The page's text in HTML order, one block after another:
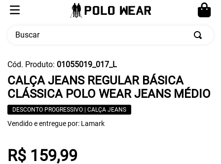
Buscar
Cód. Produto: 01055019_017_L
CALÇA JEANS REGULAR BÁSICA
CLÁSSICA POLO WEAR JEANS MÉDIO
DESCONTO PROGRESSIVO | CALÇA JEANS
Vendido e entregue por: Lamark
R$ 159,99
TERMOS MAIS BUSCADOS
1 º
calça masculina
º
moletom
3º
cueca
4º
pw sport